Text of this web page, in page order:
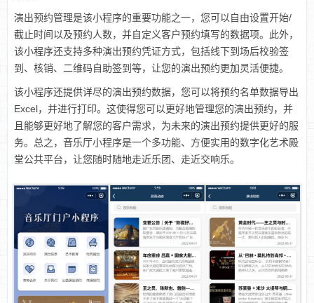
演出预约管理是该小程序的重要功能之一，您可以自由设置开始/
截止时间以及预约人数，并自定义客户预约填写的数据项。此外，
该小程序还支持多种演出预约凭证方式，包括线下到场后校验签
到、核销、二维码自助签到等，让您的演出预约更加灵活便捷。
该小程序还提供详尽的演出预约数据，您可以将预约名单数据导出
Excel，并进行打印。这使得您可以更好地管理您的演出预约，并
且能够更好地了解您的客户需求，为未来的演出预约提供更好的服
务。总之，音乐厅小程序是一个多功能、方便实用的数字化艺术殿
堂公共平台，让您随时随地走近乐团、走近交响乐。